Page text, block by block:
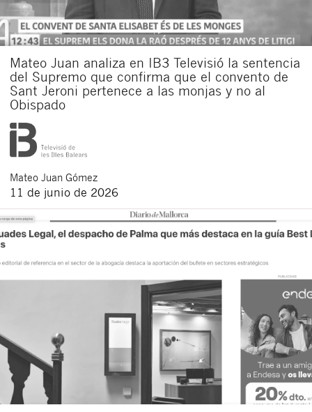
Mateo Juan analiza en IB3 Televisió la sentencia
del Supremo que confirma que el convento de
Sant Jeroni pertenece a las monjas y no al
Obispado
Mateo Juan Gómez
11 de junio de 2026